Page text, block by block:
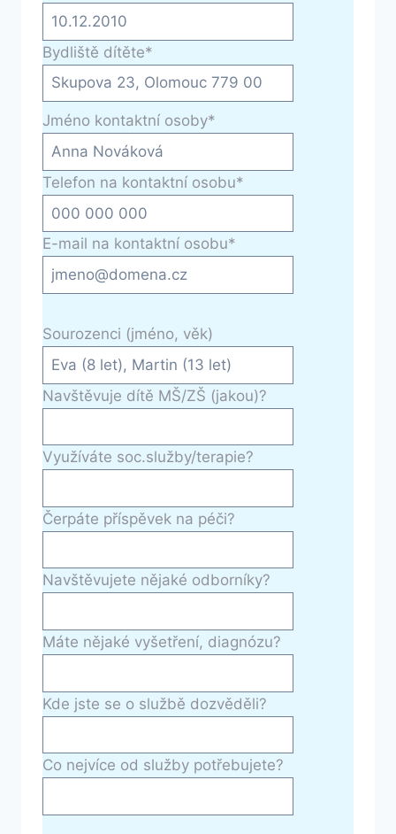
Bydliště dítěte*
Jméno kontaktní osoby*
Telefon na kontaktní osobu*
E-mail na kontaktní osobu*
Sourozenci (jméno, věk)
Navštěvuje dítě MŠ/ZŠ (jakou)?
Využíváte soc.služby/terapie?
Čerpáte příspěvek na péči?
Navštěvujete nějaké odborníky?
Máte nějaké vyšetření, diagnózu?
Kde jste se o službě dozvěděli?
Co nejvíce od služby potřebujete?